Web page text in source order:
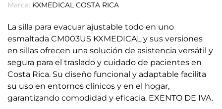
Marca: KXMEDICAL COSTA RICA
La silla para evacuar ajustable todo en uno
esmaltada CM003US KXMEDICAL y sus versiones
en sillas ofrecen una solución de asistencia versátil y
segura para el traslado y cuidado de pacientes en
Costa Rica. Su diseño funcional y adaptable facilita
su uso en entornos clínicos y en el hogar,
garantizando comodidad y eficacia. EXENTO DE IVA.